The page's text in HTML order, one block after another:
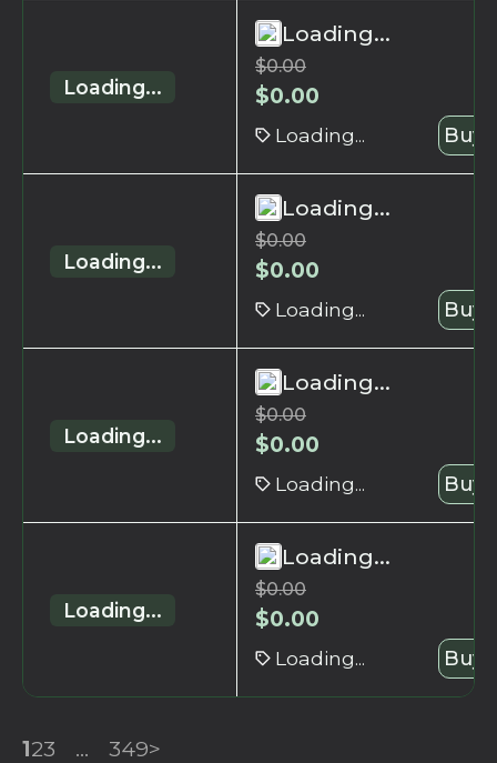
Loading...
Loading...
$0.00
$0.00
Loading... Buy
Loading...
Loading...
$0.00
$0.00
Loading... Buy
Loading...
Loading...
$0.00
$0.00
Loading... Buy
Loading...
Loading...
$0.00
$0.00
Loading... Buy
123 ... 349>